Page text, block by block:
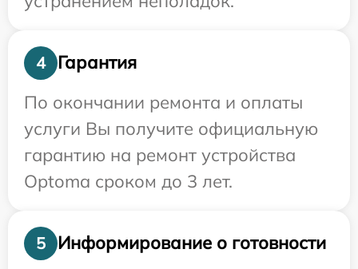
4
Гарантия
По окончании ремонта и оплаты
услуги Вы получите официальную
гарантию на ремонт устройства
Optoma сроком до 3 лет.
5
Информирование о готовности